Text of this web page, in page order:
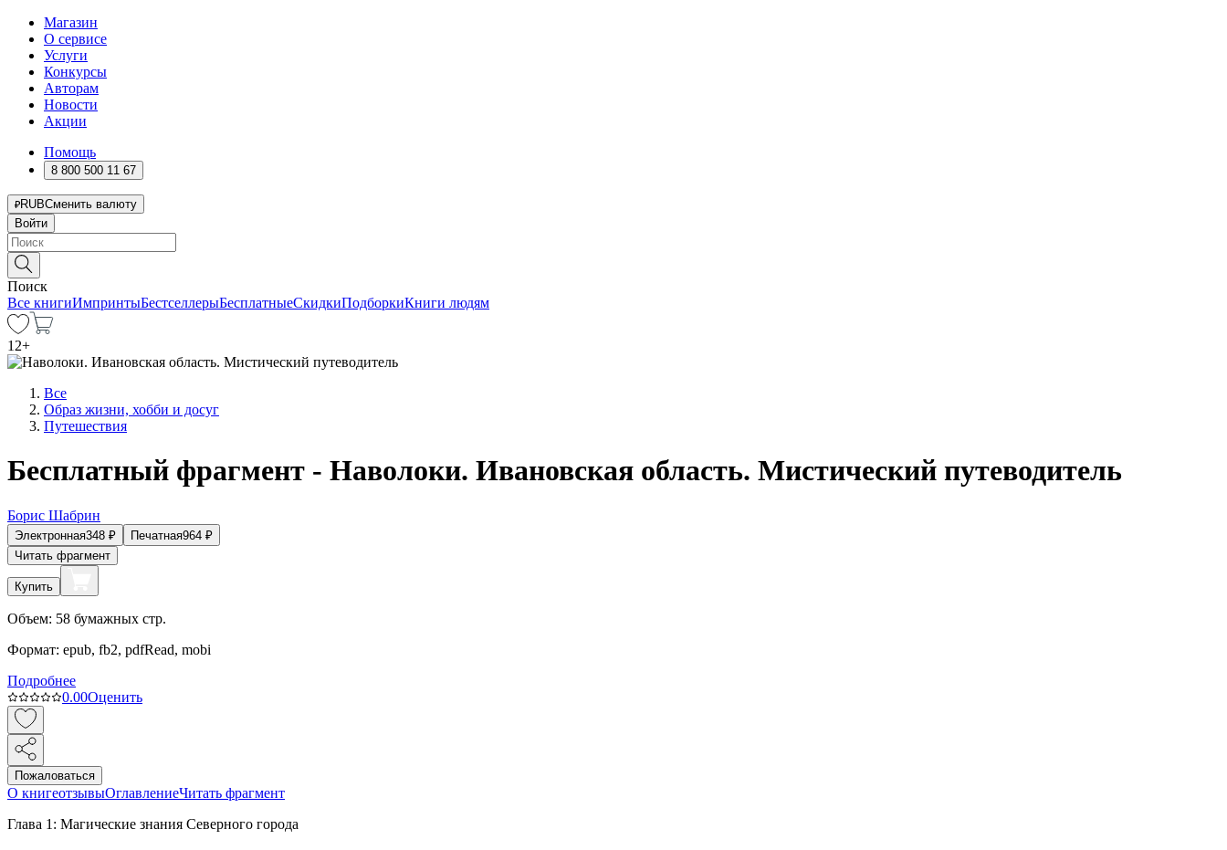
Магазин
О сервисе
Услуги
Конкурсы
Авторам
Новости
Акции
Помощь
8 800 500 11 67
RUBСменить валюту
Войти
Поиск
Все книгиИмпринтыБестселлерыБесплатныеСкидкиПодборкиКниги людям
12+
Все
Образ жизни, хобби и досуг
Путешествия
Бесплатный фрагмент - Наволоки. Ивановская область. Мистический путеводитель
Борис Шабрин
Электронная348 ₽ Печатная964 ₽
Читать фрагмент
Купить
Объем: 58 бумажных стр.
Формат: epub, fb2, pdfRead, mobi
Подробнее
0.00Оценить
Пожаловаться
О книгеотзывыОглавлениеЧитать фрагмент
Глава 1: Магические знания Северного города